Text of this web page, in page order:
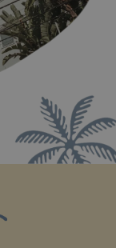
Roc Illetas.